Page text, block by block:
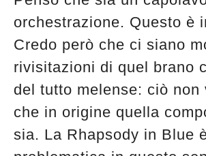
orchestrazione. Questo è
Credo però che ci siano
rivisitazioni di quel brano
del tutto melense: ciò non
che in origine quella
sia. La Rhapsody in Blue